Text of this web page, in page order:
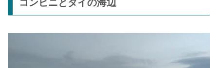
コンビニとタイの海辺